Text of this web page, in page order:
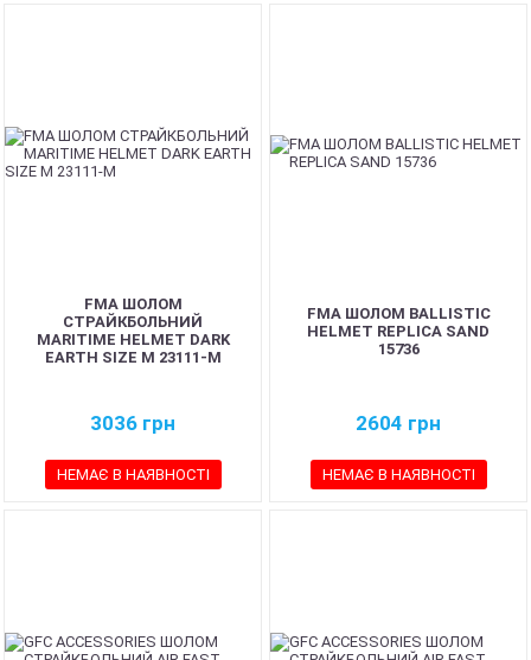
FMA ШОЛОМ
СТРАЙКБОЛЬНИЙ
MARITIME HELMET DARK
EARTH SIZE M 23111-M
3036 грн
НЕМАЄ В НАЯВНОСТІ
FMA ШОЛОМ BALLISTIC
HELMET REPLICA SAND
15736
2604 грн
НЕМАЄ В НАЯВНОСТІ